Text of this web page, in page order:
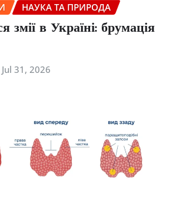
НАУКА ТА ПРИРОДА
змії в Україні: брумація
Jul 31, 2026